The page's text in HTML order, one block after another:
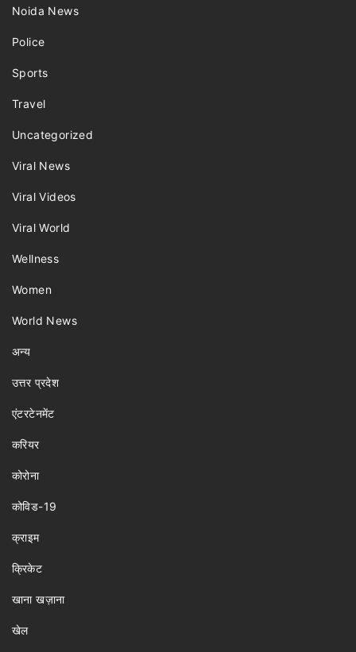
Noida News
Police
Sports
Travel
Uncategorized
Viral News
Viral Videos
Viral World
Wellness
Women
World News
अन्य
उत्तर प्रदेश
एंटरटेनमेंट
करियर
कोरोना
कोविड-19
क्राइम
क्रिकेट
खाना खज़ाना
खेल